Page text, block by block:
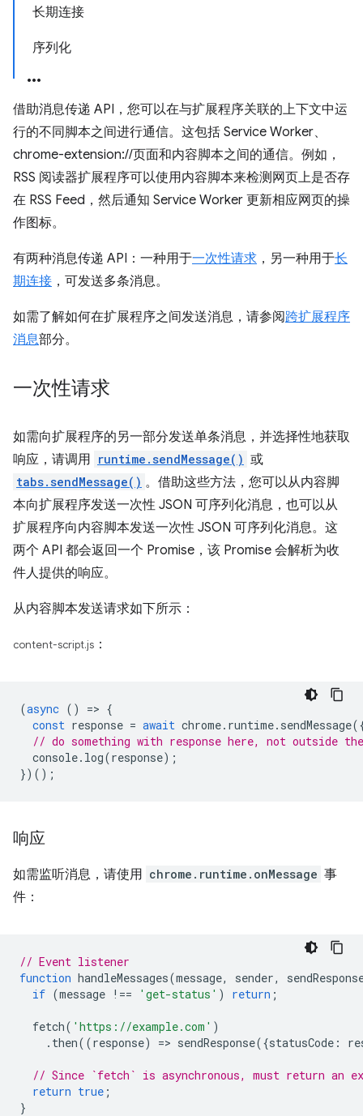
长期连接
序列化
借助消息传递 API，您可以在与扩展程序关联的上下文中运
行的不同脚本之间进行通信。这包括 Service Worker、
chrome-extension://页面和内容脚本之间的通信。例如，
RSS 阅读器扩展程序可以使用内容脚本来检测网页上是否存
在 RSS Feed，然后通知 Service Worker 更新相应网页的操
作图标。
有两种消息传递 API：一种用于一次性请求 ，另一种用于长
期连接 ，可发送多条消息。
如需了解如何在扩展程序之间发送消息，请参阅跨扩展程序
消息部分。
一次性请求
如需向扩展程序的另一部分发送单条消息，并选择性地获取
响应，请调用 runtime.sendMessage() 或
tabs.sendMessage() 。借助这些方法，您可以从内容脚
本向扩展程序发送一次性 JSON 可序列化消息，也可以从
扩展程序向内容脚本发送一次性 JSON 可序列化消息。这
两个 API 都会返回一个 Promise，该 Promise 会解析为收
件人提供的响应。
从内容脚本发送请求如下所示：
content-script.js ：
(async () => {
const response = await chrome. runtime. sendMessage
// do something with response here, not outside
console. log(response);
})();
响应
如需监听消息，请使用 chrome.runtime.onMessage 事
件：
// Event listener
function handleMessages(message, sender,
if (message !== 'get-status' ) return ;
fetch( 'https://example.com' )
. then((response) => sendResponse({statusCode :
// Since `fetch` is asynchronous, must return an
return true ;
}